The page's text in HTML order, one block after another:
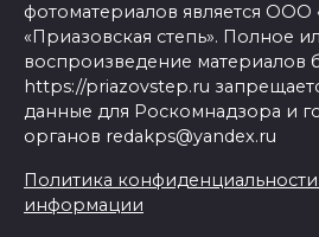
фотоматериалов является ООО
«Приазовская степь». Полное
воспроизведение материалов
https://priazovstep.ru
данные для Роскомнадзора и
органов redakps@yandex.ru
Политика
информации